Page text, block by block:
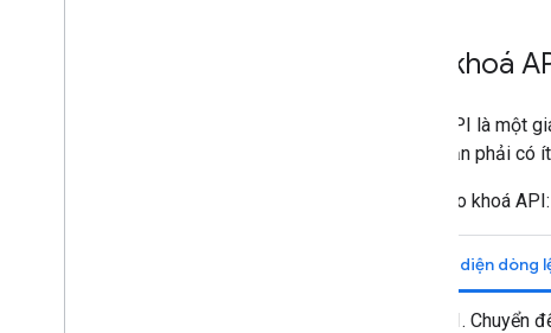
Tạo khoá
Khoá API là một
toán. Bạn phải
Cách tạo khoá API:
Giao diện dòng
Chuyển